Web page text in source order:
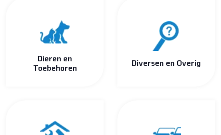
Dieren en
Toebehoren Diversen en Overig